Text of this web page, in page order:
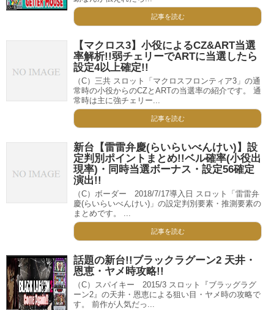
記事を読む
【マクロス3】小役によるCZ&ART当選
率解析!!弱チェリーでARTに当選したら
設定4以上確定!!
（C）三共 スロット「マクロスフロンティア3」の通
常時の小役からのCZとARTの当選率の紹介です。 通
常時は主に強チェリー...
記事を読む
新台【雷雷弁慶(らいらいべんけい)】設
定判別ポイントまとめ!!ベル確率(小役出
現率)・同時当選ボーナス・設定56確定
演出!!
（C）ボーダー 2018/7/17導入日 スロット「雷雷弁
慶(らいらいべんけい)」の設定判別要素・推測要素の
まとめです。 ...
記事を読む
話題の新台!!ブラックラグーン2 天井・
恩恵・ヤメ時攻略!!
（C）スパイキー 2015/3 スロット『ブラッグラグ
ーン2』の天井・恩恵による狙い目・ヤメ時の攻略で
す。 前作が人気だっ...